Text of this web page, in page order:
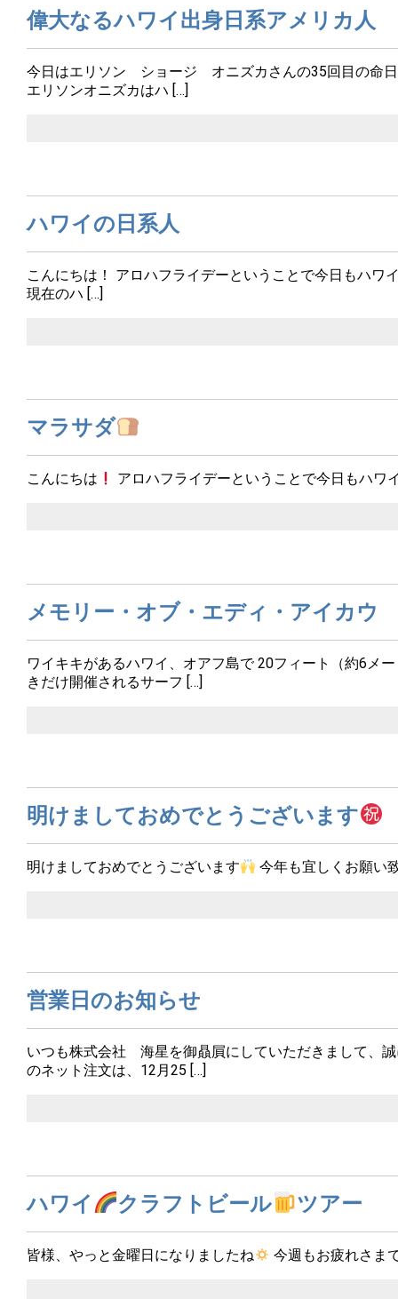
偉大なるハワイ出身日系アメリカ人
今日はエリソン ショージ オニズカさんの35回目の命
エリソンオニズカはハ […]
ハワイの日系人
こんにちは！ アロハフライデーということで今日もハワ
現在のハ […]
マラサダ
こんにちは アロハフライデーということで今日もハワ
メモリー・オブ・エディ・アイカウ
ワイキキがあるハワイ、オアフ島で 20フィート（約6メ
きだけ開催されるサーフ […]
明けましておめでとうございます
明けましておめでとうございます 今年も宜しくお願い
営業日のお知らせ
いつも株式会社 海星を御贔屓にしていただきまして、
のネット注文は、12月25 […]
ハワイ クラフトビール ツアー
皆様、やっと金曜日になりましたね 今週もお疲れさま